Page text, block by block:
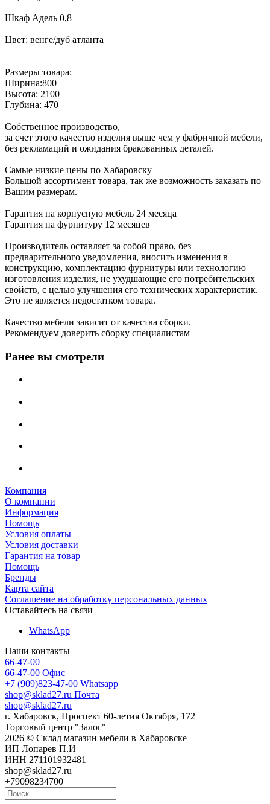
Шкаф Адель 0,8
Цвет: венге/дуб атланта
Размеры товара:
Ширина:800
Высота: 2100
Глубина: 470
Собственное производство,
за счет этого качество изделия выше чем у фабричной мебели,
без рекламаций и ожидания бракованных деталей.
Самые низкие цены по Хабаровску
Большой ассортимент товара, так же возможность заказать по
Вашим размерам.
Гарантия на корпусную мебель 24 месяца
Гарантия на фурнитуру 12 месяцев
Производитель оставляет за собой право, без
предварительного уведомления, вносить изменения в
конструкцию, комплектацию фурнитуры или технологию
изготовления изделия, не ухудшающие его потребительских
свойств, с целью улучшения его технических характеристик.
Это не является недостатком товара.
Качество мебели зависит от качества сборки.
Рекомендуем доверить сборку специалистам
Ранее вы смотрели
Компания
О компании
Информация
Помощь
Условия оплаты
Условия доставки
Гарантия на товар
Помощь
Бренды
Карта сайта
Соглашение на обработку персональных данных
Оставайтесь на связи
WhatsApp
Наши контакты
66-47-00
66-47-00 Офис
+7 (909)823-47-00 Whatsapp
shop@sklad27.ru Почта
shop@sklad27.ru
г. Хабаровск, Проспект 60-летия Октября, 172
Торговый центр "Залог"
2026 © Склад магазин мебели в Хабаровске
ИП Лопарев П.И
ИНН 271101932481
shop@sklad27.ru
+79098234700